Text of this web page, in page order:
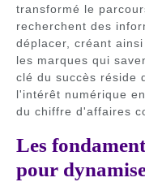
transformé le
recherchent des
déplacer, créant
les marques qui
clé du succès réside
l'intérêt numérique
du chiffre d'affaires
Les
pour